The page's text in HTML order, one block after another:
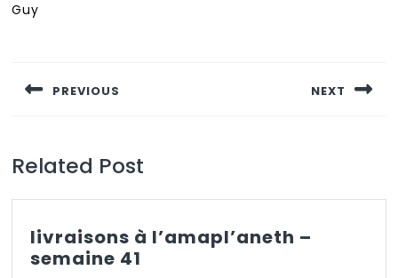
Guy
l’article
PREVIOUS NEXT
Related Post
livraisons à l’amapl’aneth –
semaine 41